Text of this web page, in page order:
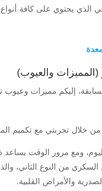
الذي يحتوي على كافة
(المميزات والعيوب)
إليكم مميزات وعيوب
خلال تجربتي مع تكميم
ومع مرور الوقت يساعد
من النوع الثاني،
والأمراض القلبية.